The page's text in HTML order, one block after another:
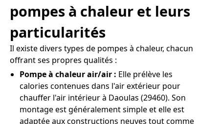
pompes à chaleur et leurs
particularités
Il existe divers types de pompes à chaleur, chacun
offrant ses propres qualités :
Pompe à chaleur air/air : Elle prélève les
calories contenues dans l'air extérieur pour
chauffer l'air intérieur à Daoulas (29460). Son
montage est généralement simple et elle est
adaptée aux constructions neuves tout comme